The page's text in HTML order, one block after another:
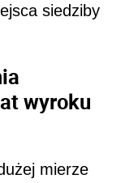
siedziby
wyroku
mierze